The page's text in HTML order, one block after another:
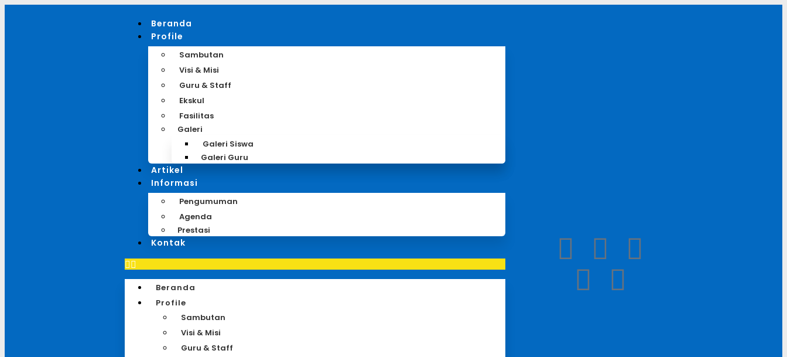
Beranda
Profile
Sambutan
Visi & Misi
Guru & Staff
Ekskul
Fasilitas
Galeri
Galeri Siswa
Galeri Guru
Artikel
Informasi
Pengumuman
Agenda
Prestasi
Kontak
Beranda
Profile
Sambutan
Visi & Misi
Guru & Staff